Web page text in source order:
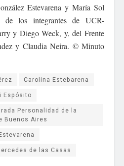
Estevarena y María Sol
de los integrantes de UCR-
y Diego Weck, y, del Frente
y Claudia Neira. © Minuto
Carolina Estebarena
Espósito
Personalidad de la
Buenos Aires
de las Casas